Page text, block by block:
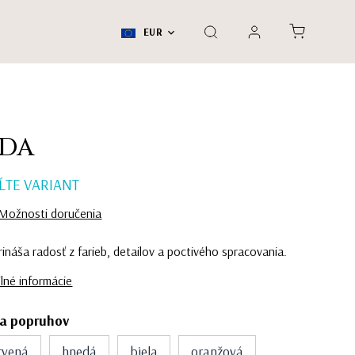
EUR
radosť z farieb, detailov a poctivého spracovania.
informácie
popruhov
hnedá biela oranžová
VARIANT
doručenia